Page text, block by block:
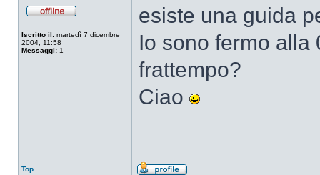
Iscritto il: martedì 7 dicembre
2004, 11:58
Messaggi: 1
esiste una guida
Io sono fermo alla
frattempo?
Ciao
Top